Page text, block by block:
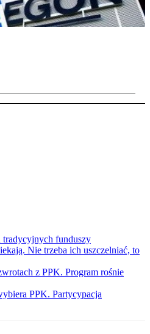
tradycyjnych funduszy
Nie trzeba ich uszczelniać, to
z PPK. Program rośnie
PPK. Partycypacja